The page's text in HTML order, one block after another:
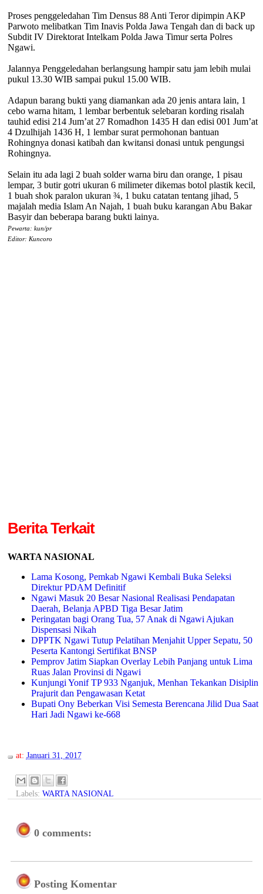
Proses penggeledahan Tim Densus 88 Anti Teror dipimpin AKP
Parwoto melibatkan Tim Inavis Polda Jawa Tengah dan di back up
Subdit IV Direktorat Intelkam Polda Jawa Timur serta Polres
Ngawi.
Jalannya Penggeledahan berlangsung hampir satu jam lebih mulai
pukul 13.30 WIB sampai pukul 15.00 WIB.
Adapun barang bukti yang diamankan ada 20 jenis antara lain, 1
cebo warna hitam, 1 lembar berbentuk selebaran kording risalah
tauhid edisi 214 Jum’at 27 Romadhon 1435 H dan edisi 001 Jum’at
4 Dzulhijah 1436 H, 1 lembar surat permohonan bantuan
Rohingnya donasi katibah dan kwitansi donasi untuk pengungsi
Rohingnya.
Selain itu ada lagi 2 buah solder warna biru dan orange, 1 pisau
lempar, 3 butir gotri ukuran 6 milimeter dikemas botol plastik kecil,
1 buah shok paralon ukuran ¾, 1 buku catatan tentang jihad, 5
majalah media Islam An Najah, 1 buah buku karangan Abu Bakar
Basyir dan beberapa barang bukti lainya.
Pewarta: kun/pr
Editor: Kuncoro
Berita Terkait
WARTA NASIONAL
Lama Kosong, Pemkab Ngawi Kembali Buka Seleksi
Direktur PDAM Definitif
Ngawi Masuk 20 Besar Nasional Realisasi Pendapatan
Daerah, Belanja APBD Tiga Besar Jatim
Peringatan bagi Orang Tua, 57 Anak di Ngawi Ajukan
Dispensasi Nikah
DPPTK Ngawi Tutup Pelatihan Menjahit Upper Sepatu, 50
Peserta Kantongi Sertifikat BNSP
Pemprov Jatim Siapkan Overlay Lebih Panjang untuk Lima
Ruas Jalan Provinsi di Ngawi
Kunjungi Yonif TP 933 Nganjuk, Menhan Tekankan Disiplin
Prajurit dan Pengawasan Ketat
Bupati Ony Beberkan Visi Semesta Berencana Jilid Dua Saat
Hari Jadi Ngawi ke-668
at: Januari 31, 2017
Labels: WARTA NASIONAL
0 comments:
Posting Komentar